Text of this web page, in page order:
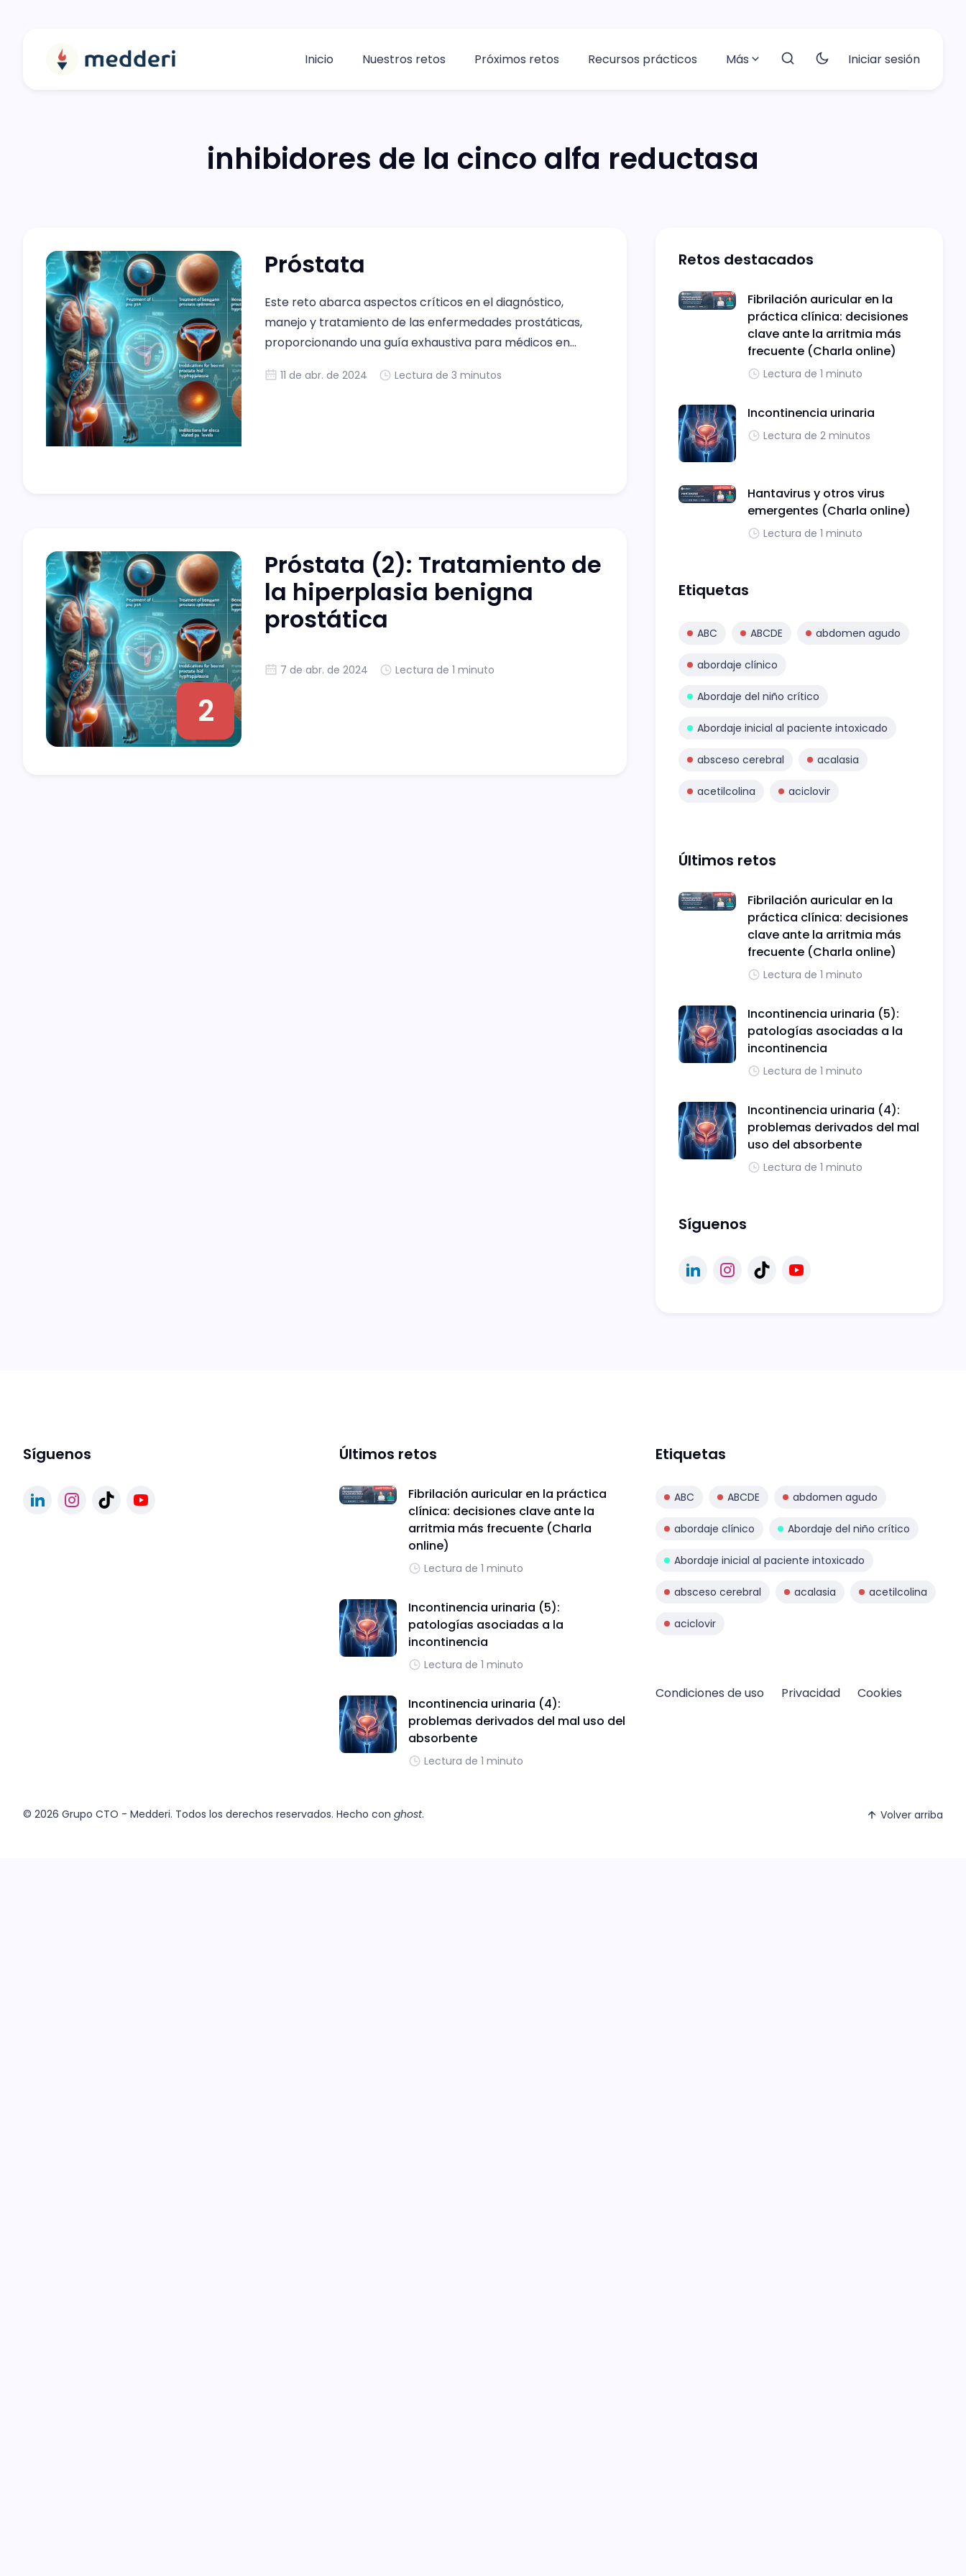
Inicio Nuestros retos Próximos retos Recursos prácticos Más Iniciar sesión
inhibidores de la cinco alfa reductasa
Próstata
Este reto abarca aspectos críticos en el diagnóstico,
manejo y tratamiento de las enfermedades prostáticas,
proporcionando una guía exhaustiva para médicos en
desde la interpretación del PSA y el manejo de la
11 de abr. de 2024 Lectura de 3 minutos
2
Próstata (2): Tratamiento de
la hiperplasia benigna
prostática
7 de abr. de 2024 Lectura de 1 minuto
Retos destacados
Fibrilación auricular en la
práctica clínica: decisiones
clave ante la arritmia más
frecuente (Charla online)
Lectura de 1 minuto
Incontinencia urinaria
Lectura de 2 minutos
Hantavirus y otros virus
emergentes (Charla online)
Lectura de 1 minuto
Etiquetas
ABC ABCDE abdomen agudo
abordaje clínico
Abordaje del niño crítico
Abordaje inicial al paciente intoxicado
absceso cerebral acalasia
acetilcolina aciclovir
Últimos retos
Fibrilación auricular en la
práctica clínica: decisiones
clave ante la arritmia más
frecuente (Charla online)
Lectura de 1 minuto
Incontinencia urinaria (5):
patologías asociadas a la
incontinencia
Lectura de 1 minuto
Incontinencia urinaria (4):
problemas derivados del mal
uso del absorbente
Lectura de 1 minuto
Síguenos
Síguenos Últimos retos
Fibrilación auricular en la práctica
clínica: decisiones clave ante la
arritmia más frecuente (Charla
online)
Lectura de 1 minuto
Incontinencia urinaria (5):
patologías asociadas a la
incontinencia
Lectura de 1 minuto
Incontinencia urinaria (4):
problemas derivados del mal uso del
absorbente
Lectura de 1 minuto
Etiquetas
ABC ABCDE abdomen agudo
abordaje clínico Abordaje del niño crítico
Abordaje inicial al paciente intoxicado
absceso cerebral acalasia acetilcolina
aciclovir
Condiciones de uso Privacidad Cookies
© 2026 Grupo CTO - Medderi. Todos los derechos reservados. Hecho con ghost. Volver arriba